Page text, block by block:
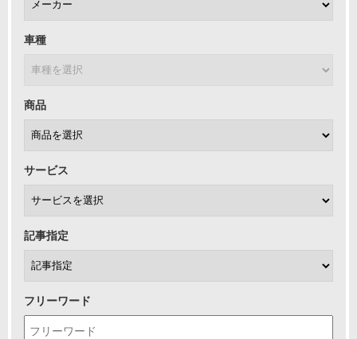
車種
商品
サービス
記事指定
フリーワード